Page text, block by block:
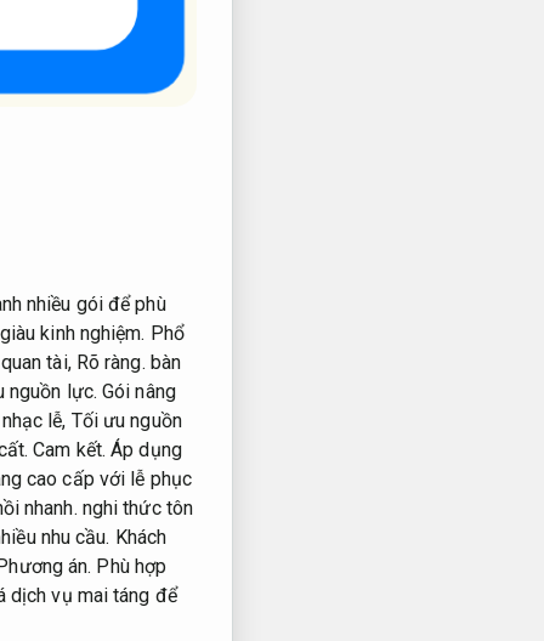
nhiều gói để phù
kinh nghiệm. Phổ
tài, Rõ ràng. bàn
nguồn lực. Gói nâng
lễ, Tối ưu nguồn
Cam kết. Áp dụng
cao cấp với lễ phục
nhanh. nghi thức tôn
nhu cầu. Khách
án. Phù hợp
dịch vụ mai táng để